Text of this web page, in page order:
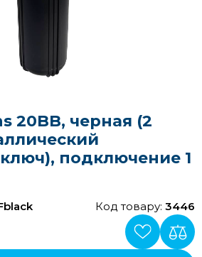
20BB, черная (2
подключение 1
Код товару: 3446